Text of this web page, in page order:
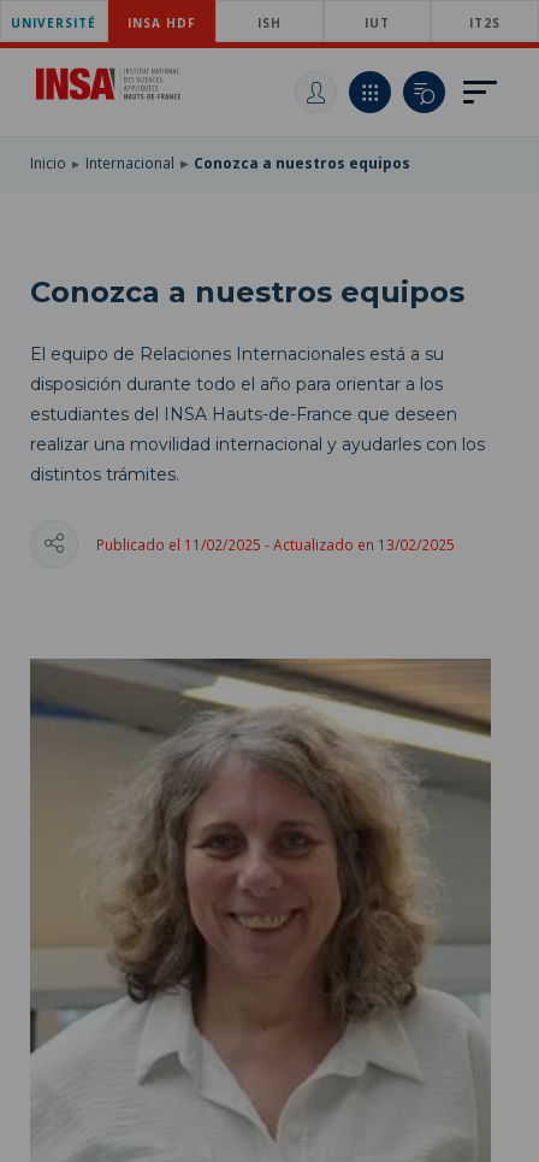
SKIP
TO
MAIN
NAVIGATION
PASAR
CONTENIDO
SKIP
UNIVERSITÉ INSA HDF ISH IUT IT2S
Inicio Internacional Conozca a nuestros equipos
Conozca a nuestros equipos
El equipo de Relaciones Internacionales está a su
disposición durante todo el año para orientar a los
estudiantes del INSA Hauts-de-France que deseen
realizar una movilidad internacional y ayudarles con los
distintos trámites.
Publicado el 11/02/2025 - Actualizado en 13/02/2025